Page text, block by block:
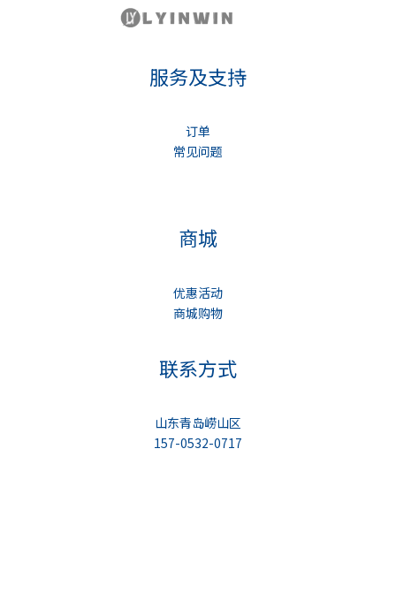
服务及支持
订单
常见问题
商城
优惠活动
商城购物
联系方式
山东青岛崂山区
157-0532-0717